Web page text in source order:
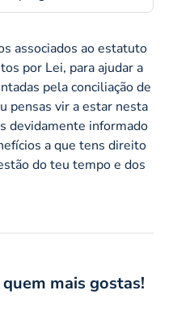
associados ao estatuto
por Lei, para ajudar a
pela conciliação de
pensas vir a estar nesta
devidamente informado
a que tens direito
do teu tempo e dos
mais gostas!